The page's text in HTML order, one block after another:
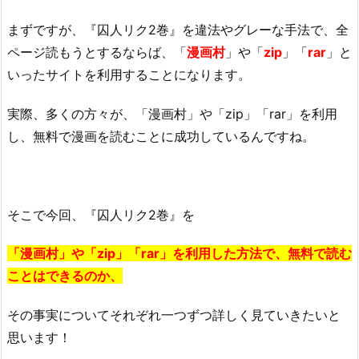
まずですが、『囚人リク2巻』を違法やグレーな手法で、全
ページ読もうとするならば、「漫画村」や「zip 」「rar 」と
いったサイトを利用することになります。
実際、多くの方々が、「漫画村」や「zip」「rar」を利用
し、無料で漫画を読むことに成功しているんですね。
そこで今回、『囚人リク2巻』を
「漫画村」や「zip」「rar」を利用した方法で、無料で読む
ことはできるのか、
その事実についてそれぞれ一つずつ詳しく見ていきたいと
思います！